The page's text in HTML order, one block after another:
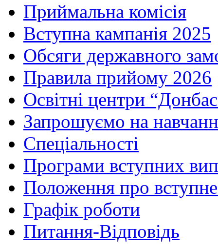
Приймальна комісія
Вступна кампанія 2025
Обсяги державного
Правила прийому 2026
Освітні центри
Запрошуємо на
Спеціальності
Програми вступних
Положення про
Графік роботи
Питання-Відповідь